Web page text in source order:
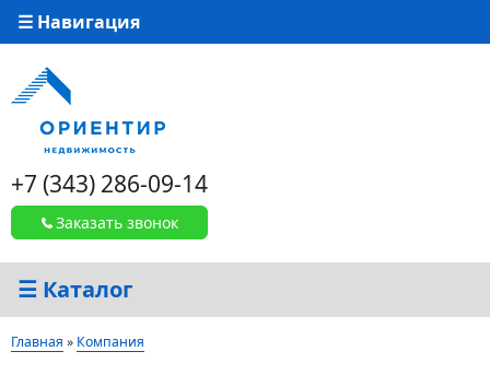
☰ Навигация
+7 (343) 286-09-14
Заказать звонок
☰ Каталог
Вы здесь
Главная » Компания